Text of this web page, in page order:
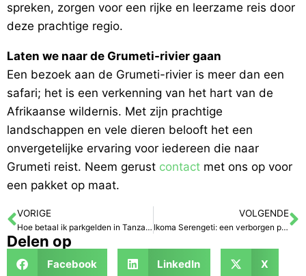
spreken, zorgen voor een rijke en leerzame reis door
deze prachtige regio.
Laten we naar de Grumeti-rivier gaan
Een bezoek aan de Grumeti-rivier is meer dan een
safari; het is een verkenning van het hart van de
Afrikaanse wildernis. Met zijn prachtige
landschappen en vele dieren belooft het een
onvergetelijke ervaring voor iedereen die naar
Grumeti reist. Neem gerust contact met ons op voor
een pakket op maat.
VORIGE
Hoe betaal ik parkgelden in Tanzania?
VOLGENDE
Ikoma Serengeti: een verborgen parel in de wildernis van Tanzania
Delen op
Facebook LinkedIn X